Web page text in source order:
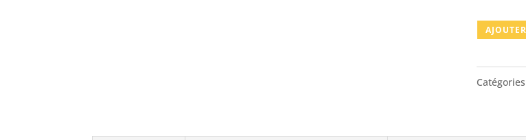
quantité